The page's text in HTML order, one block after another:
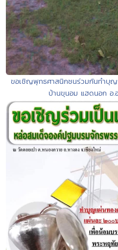
ขอเชิญพุทธศาสนิกชนร่วมกันทำ
บ้านขุนอม แฮดนอก อ.